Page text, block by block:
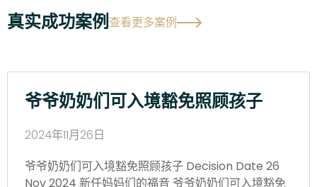
真实成功案例查看更多案例
爷爷奶奶们可入境豁免照顾孩子
2024年11月26日
爷爷奶奶们可入境豁免照顾孩子 Decision Date 26
Nov 2024 新任妈妈们的福音 爷爷奶奶们可入境豁免